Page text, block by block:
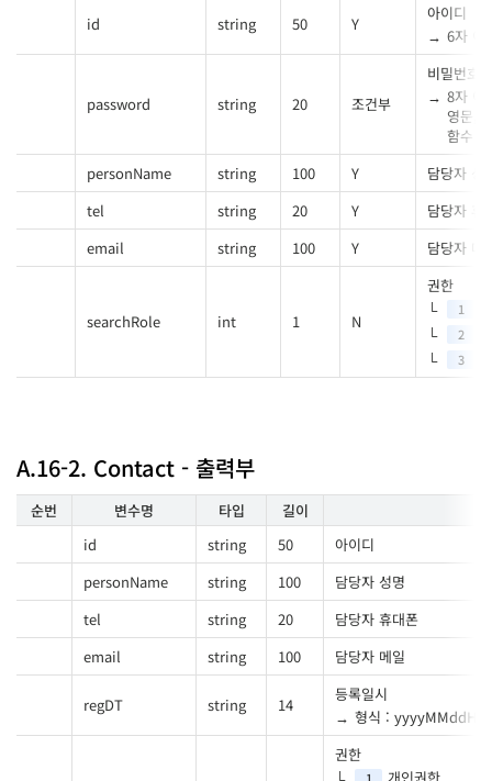
id string 50 Y
아이디
6자 이
password string 20 조건부
비밀번호
8자 이
영문,
함수
personName
string 100 Y
담당자 성
tel
string 20 Y
담당자 휴
email
string 100 Y 담당자 메
searchRole int 1 N
권한
1
2
3
A.16-2. Contact - 출력부
순번 변수명 타입
길이
id
string 50
아이디
personName
string 100
담당자 성명
tel
string 20
담당자 휴대폰
email
string 100 담당자 메일
regDT string 14
등록일시
형식 :
권한